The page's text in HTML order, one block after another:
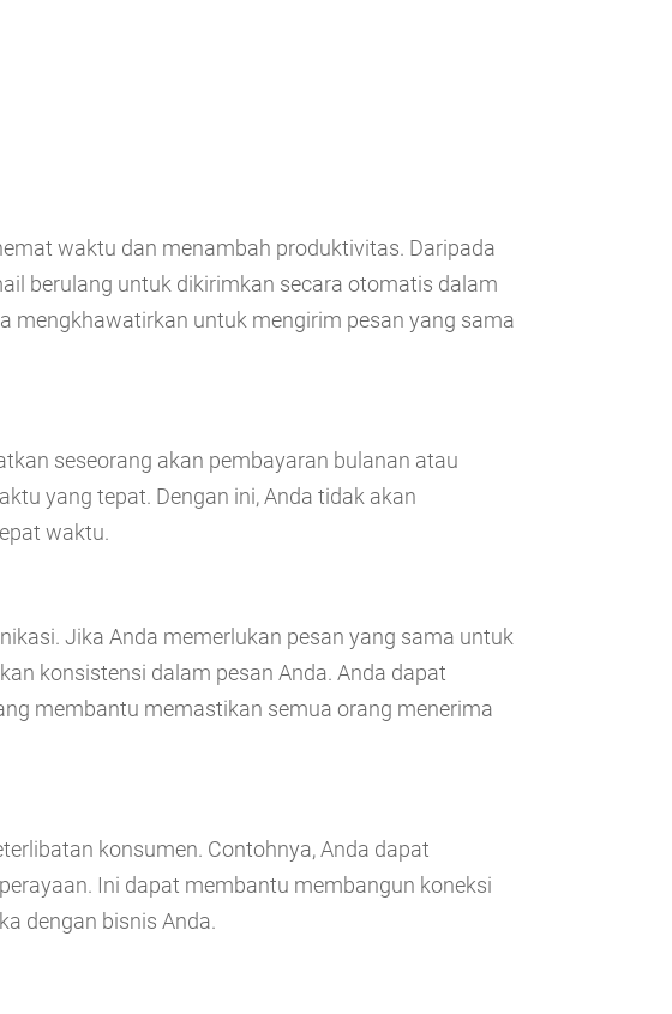
waktu dan menambah produktivitas. Daripada
berulang untuk dikirimkan secara otomatis dalam
mengkhawatirkan untuk mengirim pesan yang sama
seseorang akan pembayaran bulanan atau
yang tepat. Dengan ini, Anda tidak akan
waktu.
Jika Anda memerlukan pesan yang sama untuk
konsistensi dalam pesan Anda. Anda dapat
membantu memastikan semua orang menerima
konsumen. Contohnya, Anda dapat
Ini dapat membantu membangun koneksi
dengan bisnis Anda.